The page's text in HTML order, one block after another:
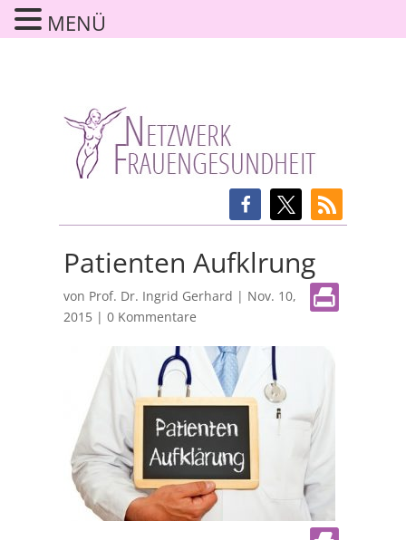
Patienten Aufklrung
von Prof. Dr. Ingrid Gerhard | Nov. 10,
2015| 0 Kommentare
MENÜ